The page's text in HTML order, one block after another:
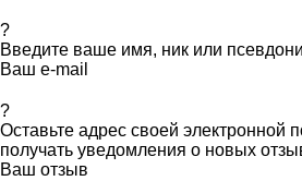
?
Введите ваше имя, ник или
Ваш e-mail
?
Оставьте адрес своей электронной
получать уведомления о новых
Ваш отзыв